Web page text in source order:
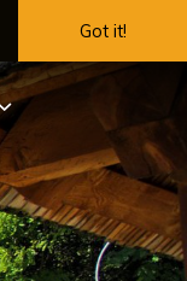
Got it!